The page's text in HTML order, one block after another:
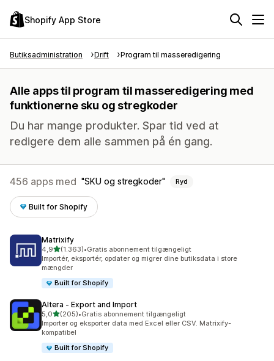
Shopify App Store
Butiksadministration Drift Program til masseredigering
Alle apps til program til masseredigering med
funktionerne sku og stregkoder
Du har mange produkter. Spar tid ved at
redigere dem alle sammen på én gang.
456 apps med SKU og stregkoder Ryd
Built for Shopify
Matrixify
4,9ud af 5 stjerner
(1.363)
1363 anmeldelser i alt
•Gratis abonnement tilgængeligt
Importér, eksportér, opdater og migrer dine butiksdata i store
mængder
Built for Shopify
Altera ‑ Export and Import
5,0ud af 5 stjerner
(205)
205 anmeldelser i alt
•Gratis abonnement tilgængeligt
Importer og eksporter data med Excel eller CSV. Matrixify-
kompatibel
Built for Shopify